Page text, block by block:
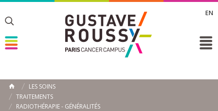
EN
Toggle
Toggle
Toggle
ACCUEIL
LES SOINS
TRAITEMENTS
RADIOTHÉRAPIE - GÉNÉRALITÉS